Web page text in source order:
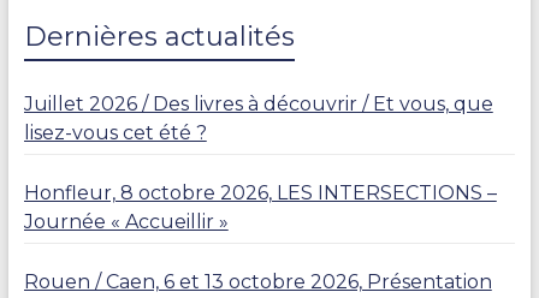
Dernières actualités
Juillet 2026 / Des livres à découvrir / Et vous, que
lisez-vous cet été ?
Honfleur, 8 octobre 2026, LES INTERSECTIONS –
Journée « Accueillir »
Rouen / Caen, 6 et 13 octobre 2026, Présentation